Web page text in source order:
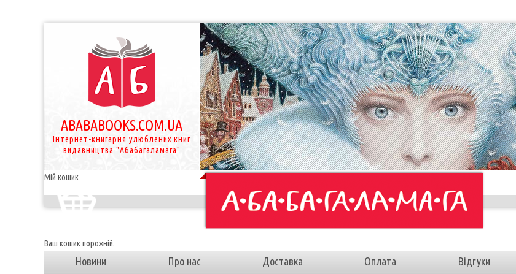
ABABABOOKS.COM.UA
Інтернет-книгарня улюблених книг
видавництва "Абабагаламага"
Мій кошик
Ваш кошик порожній.
Новини Про нас Доставка Оплата Відгуки